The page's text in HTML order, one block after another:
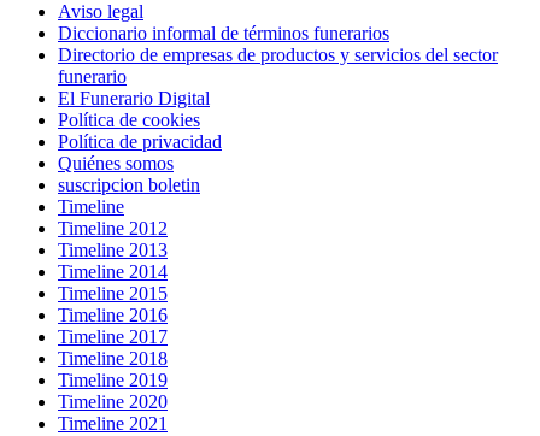
Aviso legal
Diccionario informal de términos funerarios
Directorio de empresas de productos y servicios del sector
funerario
El Funerario Digital
Política de cookies
Política de privacidad
Quiénes somos
suscripcion boletin
Timeline
Timeline 2012
Timeline 2013
Timeline 2014
Timeline 2015
Timeline 2016
Timeline 2017
Timeline 2018
Timeline 2019
Timeline 2020
Timeline 2021